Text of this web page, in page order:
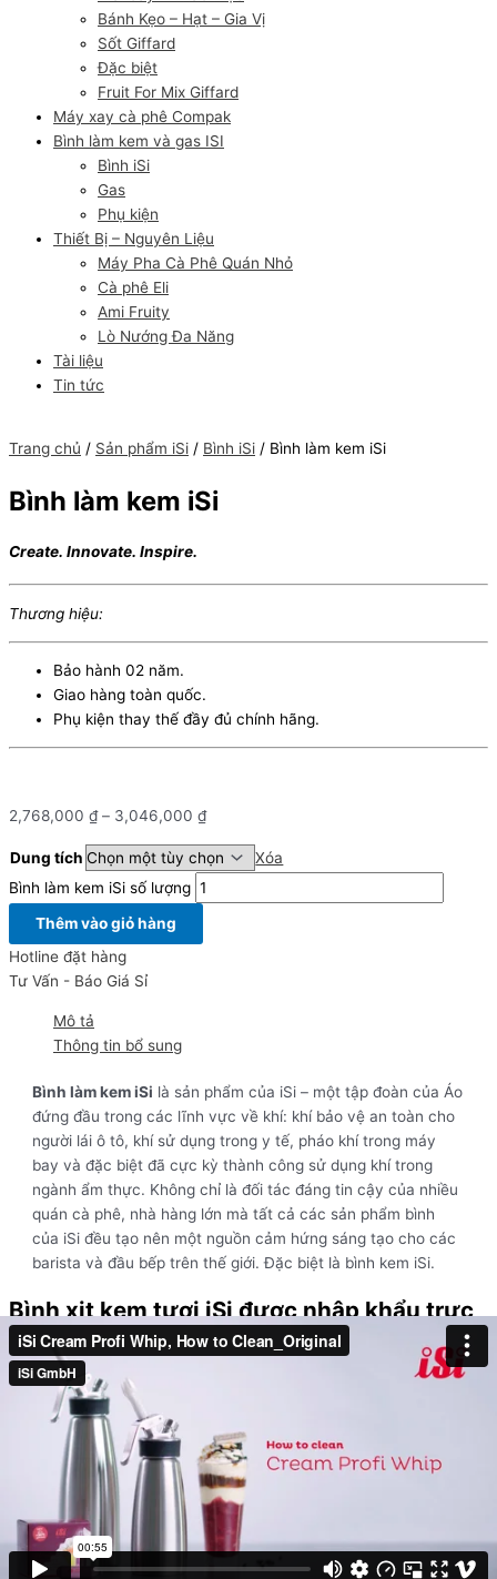
Bánh Kẹo – Hạt – Gia Vị
Sốt Giffard
Đặc biệt
Fruit For Mix Giffard
Máy xay cà phê Compak
Bình làm kem và gas ISI
Bình iSi
Gas
Phụ kiện
Thiết Bị – Nguyên Liệu
Máy Pha Cà Phê Quán Nhỏ
Cà phê Eli
Ami Fruity
Lò Nướng Đa Năng
Tài liệu
Tin tức
Trang chủ / Sản phẩm iSi / Bình iSi / Bình làm kem iSi
Bình làm kem iSi
Create. Innovate. Inspire.
Thương hiệu:
Bảo hành 02 năm.
Giao hàng toàn quốc.
Phụ kiện thay thế đầy đủ chính hãng.
2,768,000 ₫– 3,046,000 ₫
Dung tích
Xóa
Bình làm kem iSi số lượng
Thêm vào giỏ hàng
Hotline đặt hàng
Tư Vấn - Báo Giá Sỉ
Mô tả
Thông tin bổ sung
Bình làm kem iSi là sản phẩm của iSi – một tập đoàn của Áo
đứng đầu trong các lĩnh vực về khí: khí bảo vệ an toàn cho
người lái ô tô, khí sử dụng trong y tế, pháo khí trong máy
bay và đặc biệt đã cực kỳ thành công sử dụng khí trong
ngành ẩm thực. Không chỉ là đối tác đáng tin cậy của nhiều
quán cà phê, nhà hàng lớn mà tất cả các sản phẩm bình
của iSi đều tạo nên một nguồn cảm hứng sáng tạo cho các
barista và đầu bếp trên thế giới. Đặc biệt là bình kem iSi.
Bình xịt kem tươi iSi được nhập khẩu trực
tiếp tại Áo
Bình kem iSi được chia làm 2 phần chính là đầu bình và thân bình,
thân bình được thiết kế chắn chắn bằng thép không gỉ nguyên khối
100%. Đảm bảo độ an toàn tuyệt đối khi sử dụng. Đầu bình là phần
tập trung mọi tinh hoa công nghệ của iSi, với đầu sạc, vòi xịt kem,
van khí, ron silicone. Là bộ phận chủ yếu để tạo ra kem, giữ ổn
định áp suất khí nên. Để kem có thể duy trì được trong tủ lạnh lên
đến 10 ngày.
Lợi thế đặc biệt màbình làm kem iSimang lại chính là khả năng